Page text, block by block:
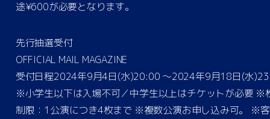
途¥600が必要となります。
先行抽選受付
OFFICIAL MAIL MAGAZINE
受付日程2024年9月4日(水)20:00 〜2024年9⽉18⽇(⽔
※小学生以下は入場不可／中学生以上はチケットが必要 ※
制限：1公演につき4枚まで ※複数公演お申し込み可。 ※